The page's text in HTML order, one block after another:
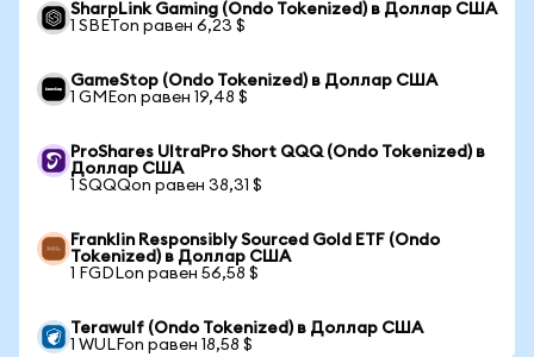
SharpLink Gaming (Ondo Tokenized) в Доллар США
1 SBETon равен 6,23 $
GameStop (Ondo Tokenized) в Доллар США
1 GMEon равен 19,48 $
ProShares UltraPro Short QQQ (Ondo Tokenized) в
Доллар США
1 SQQQon равен 38,31 $
Franklin Responsibly Sourced Gold ETF (Ondo
Tokenized) в Доллар США
1 FGDLon равен 56,58 $
Terawulf (Ondo Tokenized) в Доллар США
1 WULFon равен 18,58 $